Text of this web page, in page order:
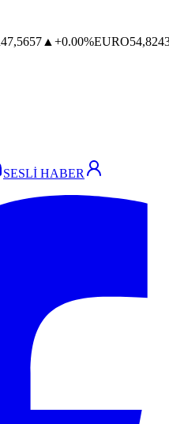
47,5657 ▲ +0.00%EURO
SESLİ HABER